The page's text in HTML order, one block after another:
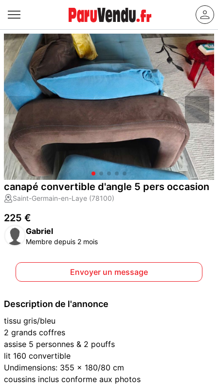
canapé convertible d'angle 5 pers occasion
Saint-Germain-en-Laye (78100)
225 €
Gabriel
Membre depuis 2 mois
Envoyer un message
Description de l'annonce
tissu gris/bleu
2 grands coffres
assise 5 personnes & 2 pouffs
lit 160 convertible
Undimensions: 355 x 180/80 cm
coussins inclus conforme aux photos